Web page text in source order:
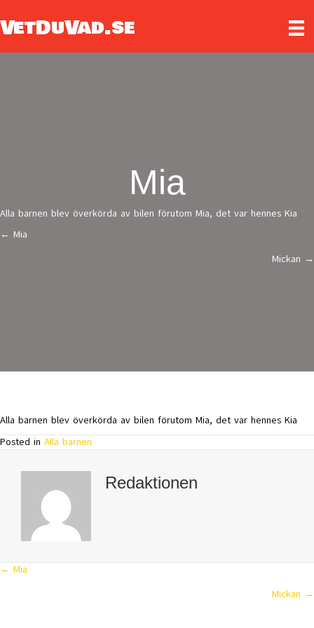
VetDuVad.se
Mia
Alla barnen blev överkörda av bilen förutom Mia, det var hennes Kia
Posts
← Mia
Mickan →
Alla barnen blev överkörda av bilen förutom Mia, det var hennes Kia
Posted in Alla barnen
Redaktionen
Posts
← Mia
Mickan →